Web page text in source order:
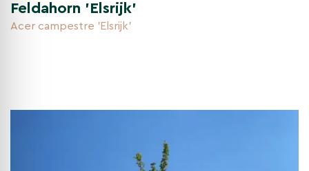
Feldahorn 'Elsrijk'
Acer campestre 'Elsrijk'